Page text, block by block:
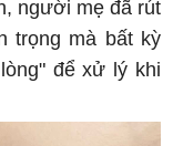
trọng mà bất kỳ
để xử lý khi